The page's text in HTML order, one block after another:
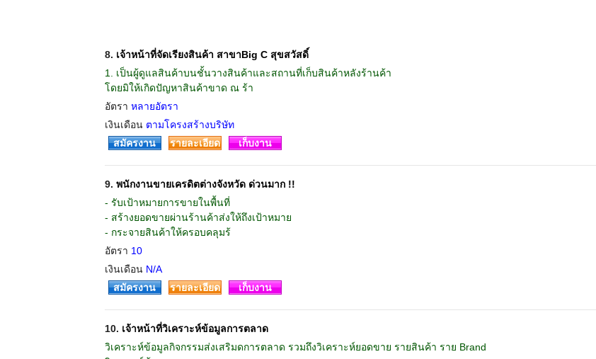
8. เจ้าหน้าที่จัดเรียงสินค้า สาขาBig C สุขสวัสดิ์
1. เป็นผู้ดูแลสินค้าบนชั้นวางสินค้าและสถานที่เก็บสินค้าหลังร้านค้า
โดยมิให้เกิดปัญหาสินค้าขาด ณ ร้า
อัตรา หลายอัตรา
เงินเดือน ตามโครงสร้างบริษัท
สมัครงาน รายละเอียด เก็บงาน
9. พนักงานขายเครดิตต่างจังหวัด ด่วนมาก !!
- รับเป้าหมายการขายในพื้นที่
- สร้างยอดขายผ่านร้านค้าส่งให้ถึงเป้าหมาย
- กระจายสินค้าให้ครอบคลุมร้
อัตรา 10
เงินเดือน N/A
สมัครงาน รายละเอียด เก็บงาน
10. เจ้าหน้าที่วิเคราะห์ข้อมูลการตลาด
วิเคราะห์ข้อมูลกิจกรรมส่งเสริมดการตลาด รวมถึงวิเคราะห์ยอดขาย รายสินค้า ราย Brand